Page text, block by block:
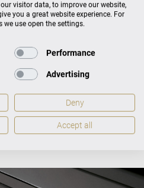
visitor data, to improve our website,
you a great website experience. For
use open the settings.
Performance
Advertising
Deny
Accept all